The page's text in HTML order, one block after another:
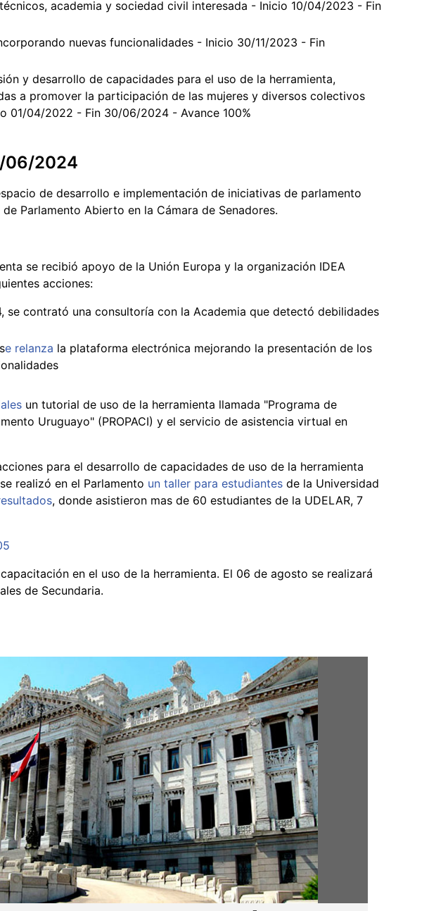
academia y sociedad civil interesada - Inicio 10/04/2023 - Fin
nuevas funcionalidades - Inicio 30/11/2023 - Fin
y desarrollo de capacidades para el uso de la herramienta,
a promover la participación de las mujeres y diversos colectivos
01/04/2022 - Fin 30/06/2024 - Avance 100%
06/2024
de desarrollo e implementación de iniciativas de parlamento
Parlamento Abierto en la Cámara de Senadores.
se recibió apoyo de la Unión Europa y la organización IDEA
acciones:
se contrató una consultoría con la Academia que detectó debilidades
e relanza la plataforma electrónica mejorando la presentación de los
un tutorial de uso de la herramienta llamada "Programa de
Uruguayo" (PROPACI) y el servicio de asistencia virtual en
para el desarrollo de capacidades de uso de la herramienta
realizó en el Parlamento un taller para estudiantes de la Universidad
, donde asistieron mas de 60 estudiantes de la UDELAR, 7
en el uso de la herramienta. El 06 de agosto se realizará
de Secundaria.